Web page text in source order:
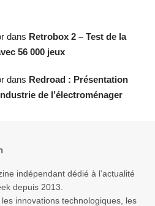
dans Retrobox 2 – Test de la
56 000 jeux
dans Redroad : Présentation
de l’électroménager
indépendant dédié à l’actualité
depuis 2013.
innovations technologiques, les